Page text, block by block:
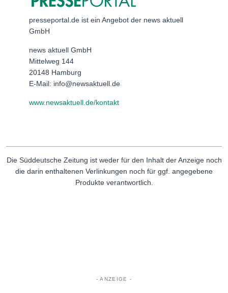
presseportal.de ist ein Angebot der news aktuell
GmbH
news aktuell GmbH
Mittelweg 144
20148 Hamburg
E-Mail: info@newsaktuell.de
www.newsaktuell.de/kontakt
Die Süddeutsche Zeitung ist weder für den Inhalt der Anzeige noch
die darin enthaltenen Verlinkungen noch für ggf. angegebene
Produkte verantwortlich.